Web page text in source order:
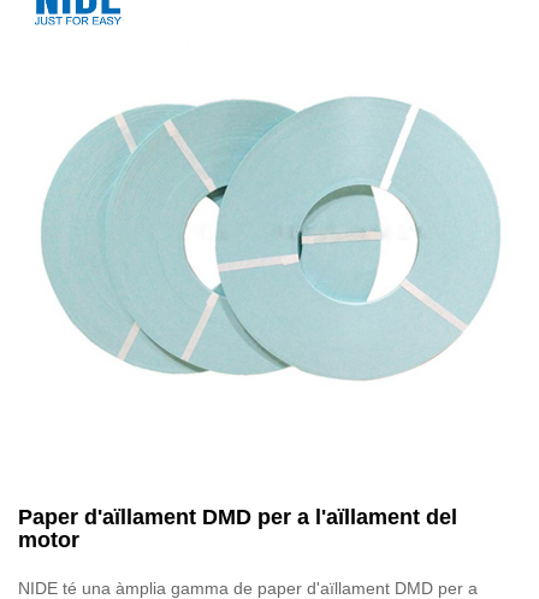
Paper d'aïllament DMD per a l'aïllament del
motor
NIDE té una àmplia gamma de paper d'aïllament DMD per a